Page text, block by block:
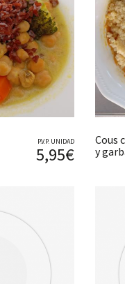
P.V.P. UNIDAD
5,95€
Cous
y